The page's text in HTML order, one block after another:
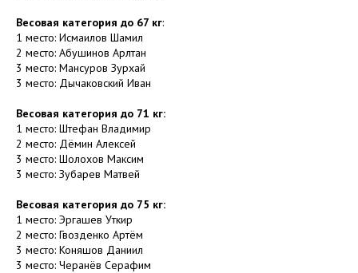
Весовая категория до 67 кг:
1 место: Исмаилов Шамил
2 место: Абушинов Арлтан
3 место: Мансуров Зурхай
3 место: Дычаковский Иван
Весовая категория до 71 кг:
1 место: Штефан Владимир
2 место: Дёмин Алексей
3 место: Шолохов Максим
3 место: Зубарев Матвей
Весовая категория до 75 кг:
1 место: Эргашев Уткир
2 место: Гвозденко Артём
3 место: Коняшов Даниил
3 место: Черанёв Серафим